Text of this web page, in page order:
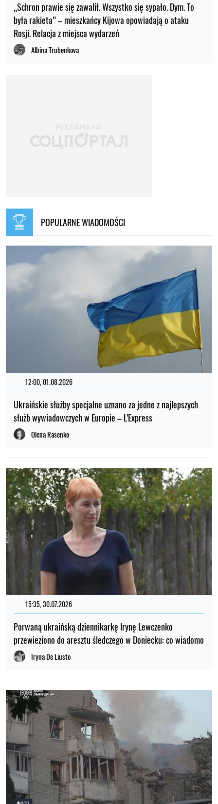
„Schron prawie się zawalił. Wszystko się sypało. Dym. To
była rakieta” – mieszkańcy Kijowa opowiadają o ataku
Rosji. Relacja z miejsca wydarzeń
Albina Trubenkova
POPULARNE WIADOMOŚCI
12:00, 01.08.2026
Ukraińskie służby specjalne uznano za jedne z najlepszych
służb wywiadowczych w Europie – L'Express
Olena Rasenko
15:35, 30.07.2026
Porwaną ukraińską dziennikarkę Irynę Lewczenko
przewieziono do aresztu śledczego w Doniecku: co wiadomo
Iryna De Liusto